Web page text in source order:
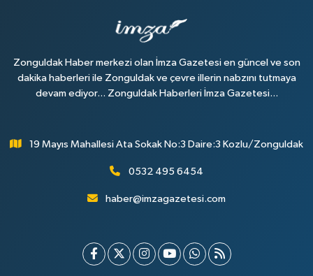
Zonguldak Haber merkezi olan İmza Gazetesi en güncel ve son
dakika haberleri ile Zonguldak ve çevre illerin nabzını tutmaya
devam ediyor... Zonguldak Haberleri İmza Gazetesi...
19 Mayıs Mahallesi Ata Sokak No:3 Daire:3 Kozlu/Zonguldak
0532 495 6454
haber@imzagazetesi.com